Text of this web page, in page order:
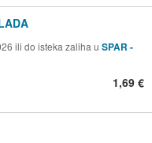
ili do isteka zaliha u SPAR -
1,69 €